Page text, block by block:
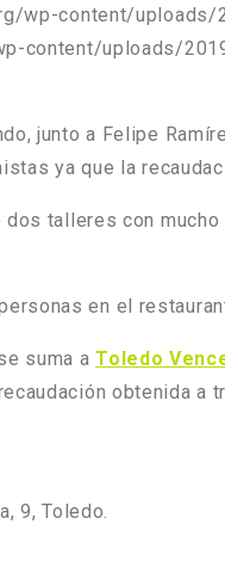
wp-content/
content/uploads/
junto a Felipe
ya que la
talleres con
en el
suma aToledo
recaudación obtenida
9, Toledo.